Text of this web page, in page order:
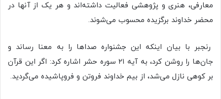
معارفی، هنری و پژوهشی فعالیت داشته‌اند و هر یک از آنها در
محضر خداوند برگزیده محسوب می‌شوند.
رنجبر با بیان اینکه این جشنواره صداها را به معنا رساند و
جان‌ها را روشن کرد، به آیه ۲۱ سوره حشر اشاره کرد: اگر این قرآن
بر کوهی نازل می‌شد، از بیم خداوند فروتن و فروپاشیده می‌گردید.